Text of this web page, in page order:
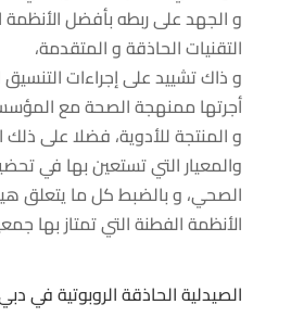
والجهدعلى ربطه بأفضل الأنظمة
التقنياتالحاذقةوالمتقدمة،
وذاكتشييدعلىإجراءاتالتنسيق
أجرتها ممنهجةالصحة مع
و المنتجة للأدوية، فضلا على ذلك
والمعيار التي تستعين بها في
الصحي، وبالضبطكل مايتعلق
الأنظمةالفطنةالتيتمتاز بها
الصيدلية الحاذقة الروبوتية في